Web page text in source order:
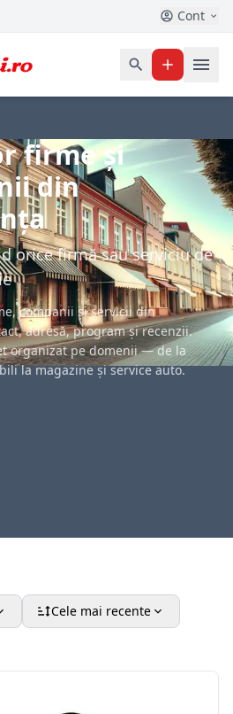
Cont
firme și
din
orice firmă sau serviciu de
companii și servicii din
adresă, program și recenzii.
organizat pe domenii — de la
la magazine și service auto.
Cele mai recente